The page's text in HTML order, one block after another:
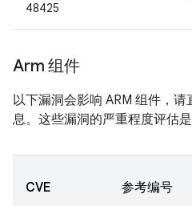
48425
Arm 组件
以下漏洞会影响 ARM 组件，
息。这些漏洞的严重程度评估是
CVE 参考编号